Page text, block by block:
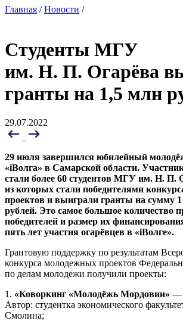
Главная /Новости /
Студенты МГУ
им. Н. П. Огарёва
гранты на 1,5 млн
29.07.2022
29 июля завершился юбилейный
«iВолга» в Самарской области.
стали более 60 студентов МГУ им. Н. П.
из которых стали победителями
проектов и выиграли гранты на сумму
рублей. Это самое большое количество
победителей и размер их
пять лет участия огарёвцев в «iВолге».
Грантовую поддержку по результатам
конкурса молодежных проектов
по делам молодежи получили проекты:
1. «Коворкинг «Молодёжь Мордовии» —
Автор: студентка экономического
Смолина;